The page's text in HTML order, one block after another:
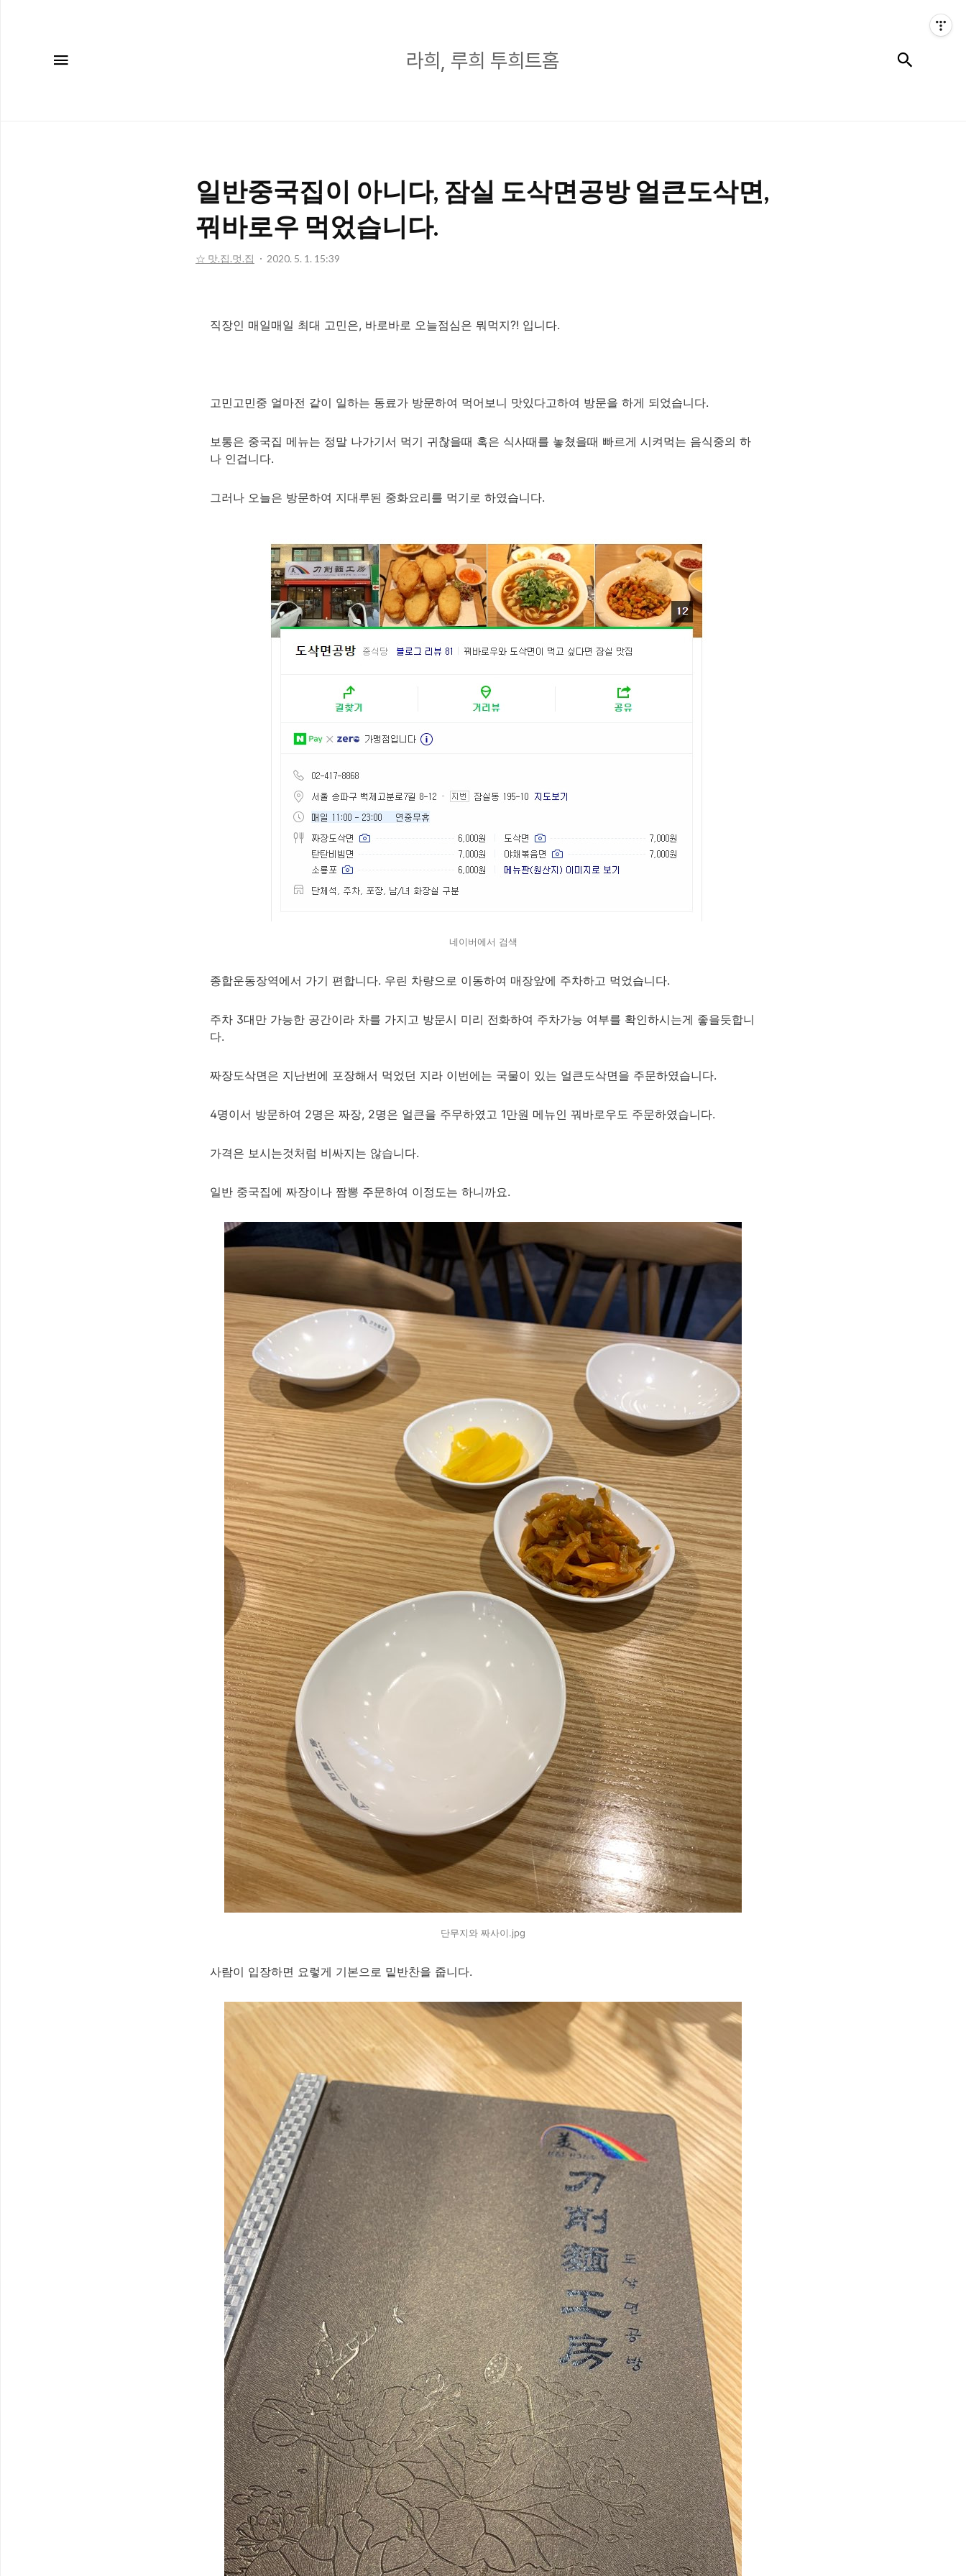
희,
트
라희, 루희 투희트홈
일반중국집이 아니다, 잠실 도삭면공방 얼큰도삭면,
꿔바로우 먹었습니다.
☆ 맛.집.멋.집 2020. 5. 1. 15:39
직장인 매일매일 최대 고민은, 바로바로 오늘점심은 뭐먹지?! 입니다.
고민고민중 얼마전 같이 일하는 동료가 방문하여 먹어보니 맛있다고하여 방문을 하게 되었습니다.
보통은 중국집 메뉴는 정말 나가기서 먹기 귀찮을때 혹은 식사때를 놓쳤을때 빠르게 시켜먹는 음식중의 하
나 인겁니다.
그러나 오늘은 방문하여 지대루된 중화요리를 먹기로 하였습니다.
네이버에서 검색
종합운동장역에서 가기 편합니다. 우린 차량으로 이동하여 매장앞에 주차하고 먹었습니다.
주차 3대만 가능한 공간이라 차를 가지고 방문시 미리 전화하여 주차가능 여부를 확인하시는게 좋을듯합니
다.
짜장도삭면은 지난번에 포장해서 먹었던 지라 이번에는 국물이 있는 얼큰도삭면을 주문하였습니다.
4명이서 방문하여 2명은 짜장, 2명은 얼큰을 주무하였고 1만원 메뉴인 꿔바로우도 주문하였습니다.
가격은 보시는것처럼 비싸지는 않습니다.
일반 중국집에 짜장이나 짬뽕 주문하여 이정도는 하니까요.
단무지와 짜사이.jpg
사람이 입장하면 요렇게 기본으로 밑반찬을 줍니다.